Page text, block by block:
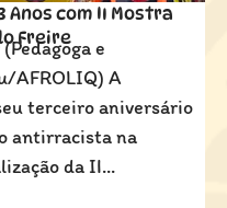
com II Mostra
Freire
e
AFROLIQ) A
terceiro aniversário
antirracista na
da II...